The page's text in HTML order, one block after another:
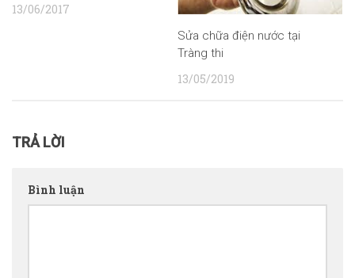
13/06/2017
Sửa chữa điện nước tại
Tràng thi
13/05/2019
TRẢ LỜI
Bình luận